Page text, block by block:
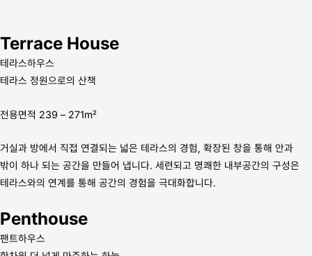
Terrace House
테라스하우스
테라스 정원으로의 산책
전용면적 239 – 271m²
거실과 방에서 직접 연결되는 넓은 테라스의 경험, 확장된 창을 통해 안과
밖이 하나 되는 공간을 만들어 냅니다. 세련되고 명쾌한 내부공간의 구성은
테라스와의 연계를 통해 공간의 경험을 극대화합니다.
Penthouse
팬트하우스